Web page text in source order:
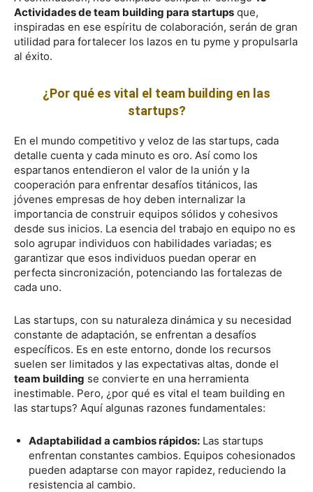
Actividades de team building para startups que,
inspiradas en ese espíritu de colaboración, serán de gran
utilidad para fortalecer los lazos en tu pyme y propulsarla
al éxito.
¿Por qué es vital el team building en las
startups?
En el mundo competitivo y veloz de las startups, cada
detalle cuenta y cada minuto es oro. Así como los
espartanos entendieron el valor de la unión y la
cooperación para enfrentar desafíos titánicos, las
jóvenes empresas de hoy deben internalizar la
importancia de construir equipos sólidos y cohesivos
desde sus inicios. La esencia del trabajo en equipo no es
solo agrupar individuos con habilidades variadas; es
garantizar que esos individuos puedan operar en
perfecta sincronización, potenciando las fortalezas de
cada uno.
Las startups, con su naturaleza dinámica y su necesidad
constante de adaptación, se enfrentan a desafíos
específicos. Es en este entorno, donde los recursos
suelen ser limitados y las expectativas altas, donde el
team building se convierte en una herramienta
inestimable. Pero, ¿por qué es vital el team building en
las startups? Aquí algunas razones fundamentales:
Adaptabilidad a cambios rápidos: Las startups
enfrentan constantes cambios. Equipos cohesionados
pueden adaptarse con mayor rapidez, reduciendo la
resistencia al cambio.